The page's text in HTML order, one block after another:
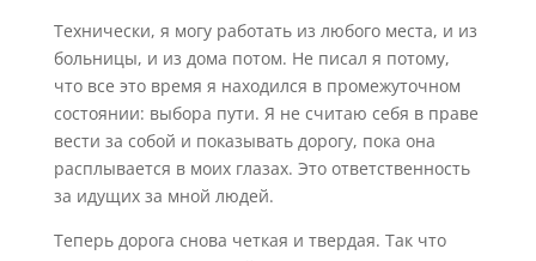
Технически, я могу работать из любого места, и из
больницы, и из дома потом. Не писал я потому,
что все это время я находился в промежуточном
состоянии: выбора пути. Я не считаю себя в праве
вести за собой и показывать дорогу, пока она
расплывается в моих глазах. Это ответственность
за идущих за мной людей.
Теперь дорога снова четкая и твердая. Так что